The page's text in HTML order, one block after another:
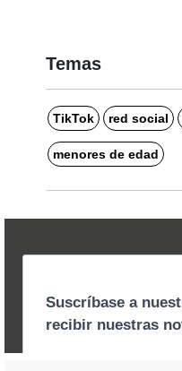
Temas
TikTok red social
menores de edad